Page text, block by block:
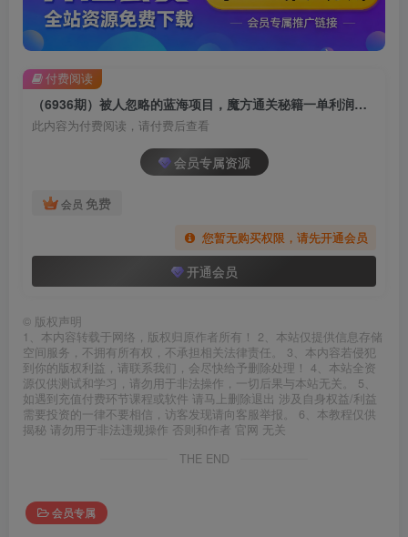
（6936期）被人忽略的蓝海项目，魔方通关秘籍一单利润有39.9，几乎是零成本，月….
此内容为付费阅读，请付费后查看
会员专属资源
会员 免费
您暂无购买权限，请先开通会员
开通会员
付费阅读
© 版权声明
1、本内容转载于网络，版权归原作者所有！ 2、本站仅提供信息存储
空间服务，不拥有所有权，不承担相关法律责任。 3、本内容若侵犯
到你的版权利益，请联系我们，会尽快给予删除处理！ 4、本站全资
源仅供测试和学习，请勿用于非法操作，一切后果与本站无关。 5、
如遇到充值付费环节课程或软件 请马上删除退出 涉及自身权益/利益
需要投资的一律不要相信，访客发现请向客服举报。 6、本教程仅供
揭秘 请勿用于非法违规操作 否则和作者 官网 无关
THE END
会员专属